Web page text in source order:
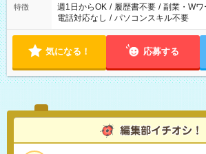
特徴 週1日からOK / 履歴書不要 / 副業・Wワ
電話対応なし / パソコンスキル不要
気になる！ 応募する